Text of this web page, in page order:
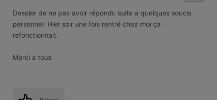
Desoler de ne pas avoir répondu suite a quelques soucis
personnel. Hier soir une fois rentré chez moi ça
refonctionnait.
Merci a tous